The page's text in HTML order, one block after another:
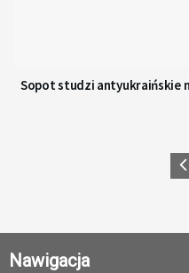
Sopot studzi antyukraińskie
Nawigacja